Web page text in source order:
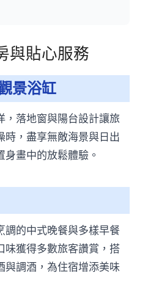
與貼心服務
景浴缸
，落地窗與陽台設計讓旅
時，盡享無敵海景與日出
畫中的放鬆體驗。
調的中式晚餐與多樣早餐
味獲得多數旅客讚賞，搭
與調酒，為住宿增添美味